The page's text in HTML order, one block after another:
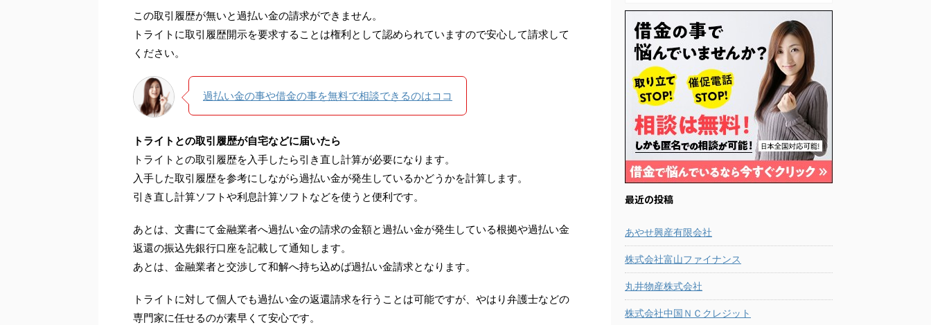
この取引履歴が無いと過払い金の請求ができません。
トライトに取引履歴開示を要求することは権利として認められていますので安心して請求して
ください。
過払い金の事や借金の事を無料で相談できるのはココ
トライトとの取引履歴が自宅などに届いたら
トライトとの取引履歴を入手したら引き直し計算が必要になります。
入手した取引履歴を参考にしながら過払い金が発生しているかどうかを計算します。
引き直し計算ソフトや利息計算ソフトなどを使うと便利です。
あとは、文書にて金融業者へ過払い金の請求の金額と過払い金が発生している根拠や過払い金
返還の振込先銀行口座を記載して通知します。
あとは、金融業者と交渉して和解へ持ち込めば過払い金請求となります。
トライトに対して個人でも過払い金の返還請求を行うことは可能ですが、やはり弁護士などの
専門家に任せるのが素早くて安心です。
最近の投稿
あやせ興産有限会社
株式会社富山ファイナンス
丸井物産株式会社
株式会社中国ＮＣクレジット